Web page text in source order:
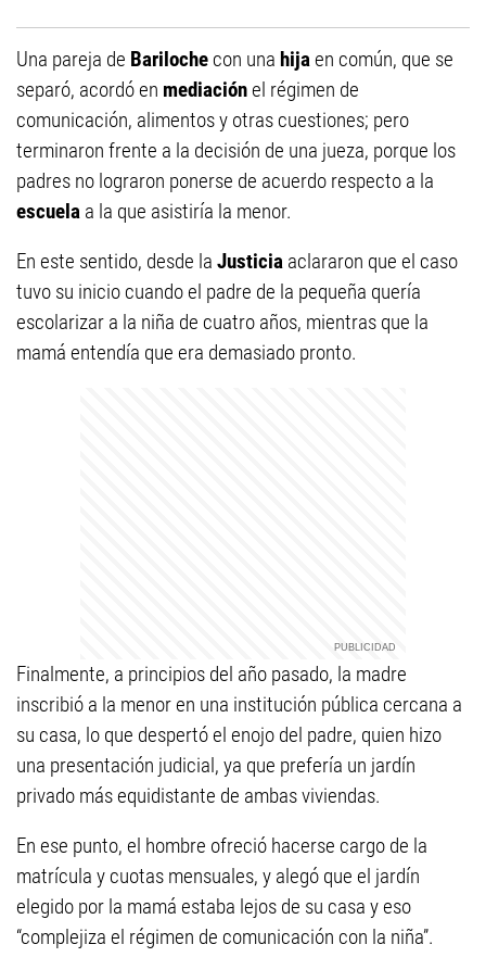
Una pareja de Bariloche con una hijaen común, que se
separó, acordó en mediaciónel régimen de
comunicación, alimentos y otras cuestiones; pero
terminaron frente a la decisión de una jueza, porque los
padres no lograron ponerse de acuerdo respecto a la
escuela a la que asistiría la menor.
En este sentido, desde la Justicia aclararon que el caso
tuvo su inicio cuando el padre de la pequeña quería
escolarizar a la niña de cuatro años, mientras que la
mamá entendía que era demasiado pronto.
Finalmente, a principios del año pasado, la madre
inscribió a la menor en una institución pública cercana a
su casa, lo que despertó el enojo del padre, quien hizo
una presentación judicial, ya que prefería un jardín
privado más equidistante de ambas viviendas.
En ese punto, el hombre ofreció hacerse cargo de la
matrícula y cuotas mensuales, y alegó que el jardín
elegido por la mamá estaba lejos de su casa y eso
“complejiza el régimen de comunicación con la niña”.